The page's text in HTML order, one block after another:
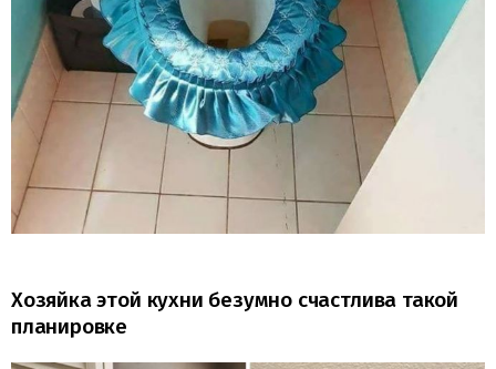
Хозяйка этой кухни безумно счастлива такой
планировке